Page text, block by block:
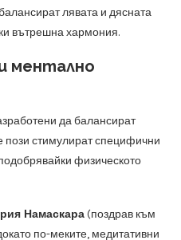
лявата и дясната
вътрешна хармония.
ментално
да балансират
пози стимулират специфични
физическото
Намаскара(поздрав към
по-меките, медитативни